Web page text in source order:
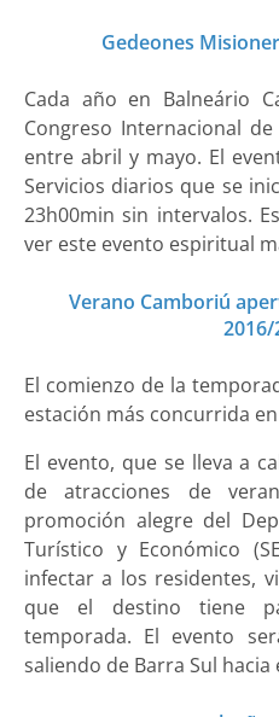
Gedeones
Cada año en Balneário
Congreso Internacional
entre abril y mayo. El
Servicios diarios que se
23h00min sin intervalos.
ver este evento espiritual
Verano Camboriú
2016/
El comienzo de la
estación más concurrida
El evento, que se lleva a
de atracciones de
promoción alegre del
Turístico y Económico
infectar a los residentes,
que el destino tiene
temporada. El evento
saliendo de Barra Sul